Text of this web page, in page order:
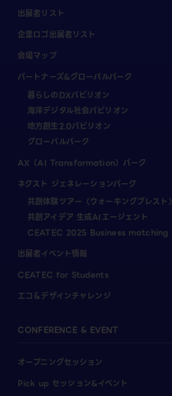
出展者リスト
企業ロゴ出展者リスト
会場マップ
パートナーズ&グローバルパーク
暮らしのDXパビリオン
海洋デジタル社会パビリオン
地方創生2.0パビリオン
グローバルパーク
AX（AI Transformation）パーク
ネクスト ジェネレーションパーク
共創体験ツアー（ウォーキングブレスト）
共創アイデア 生成AIエージェント
CEATEC 2025 Business matching
出展者イベント情報
CEATEC for Students
エコ＆デザインチャレンジ
CONFERENCE & EVENT
オープニングセッション
Pick up セッション&イベント